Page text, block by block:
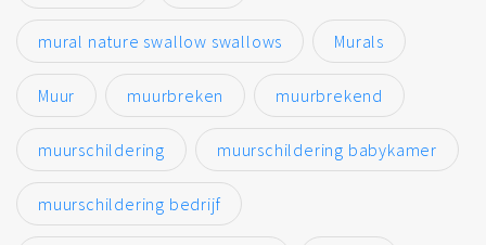
mural nature swallow swallows Murals
Muur muurbreken muurbrekend
muurschildering muurschildering babykamer
muurschildering bedrijf